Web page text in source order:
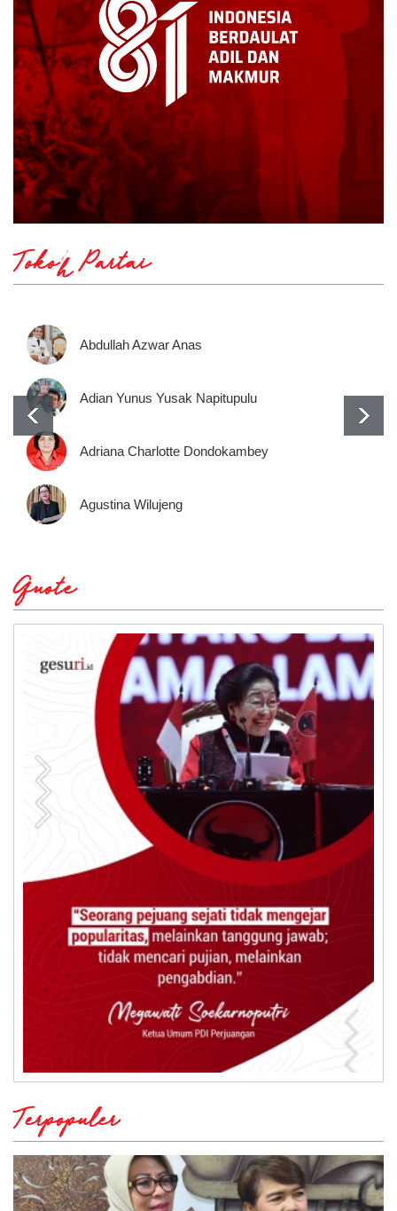
Tokoh Partai
Abdullah Azwar Anas
Adian Yunus Yusak Napitupulu
Adriana Charlotte Dondokambey
Agustina Wilujeng
Quote
Terpopuler